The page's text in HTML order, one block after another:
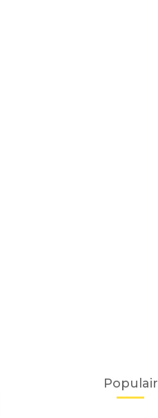
Populair